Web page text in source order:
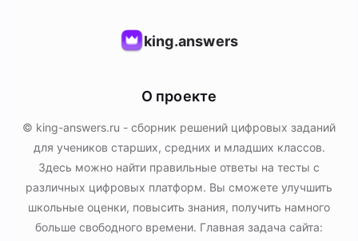
king.answers
О проекте
© king-answers.ru - сборник решений цифровых заданий
для учеников старших, средних и младших классов.
Здесь можно найти правильные ответы на тесты с
различных цифровых платформ. Вы сможете улучшить
школьные оценки, повысить знания, получить намного
больше свободного времени. Главная задача сайта: